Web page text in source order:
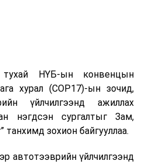
НҮБ-ын конвенцын
хурал (COP17)-ын зочид,
үйлчилгээнд ажиллах
нэгдсэн сургалтыг Зам,
зохион байгууллаа.
автотээврийн үйлчилгээнд